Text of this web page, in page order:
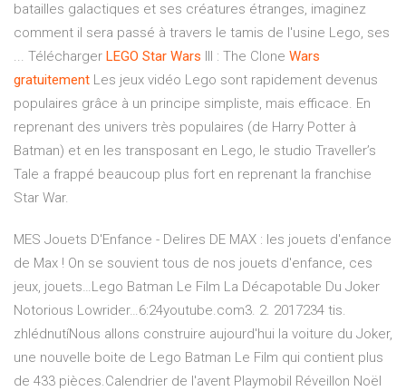
batailles galactiques et ses créatures étranges, imaginez
comment il sera passé à travers le tamis de l'usine Lego, ses
... Télécharger LEGO Star Wars III : The Clone Wars
gratuitement Les jeux vidéo Lego sont rapidement devenus
populaires grâce à un principe simpliste, mais efficace. En
reprenant des univers très populaires (de Harry Potter à
Batman) et en les transposant en Lego, le studio Traveller’s
Tale a frappé beaucoup plus fort en reprenant la franchise
Star War.
MES Jouets D'Enfance - Delires DE MAX : les jouets d'enfance
de Max ! On se souvient tous de nos jouets d'enfance, ces
jeux, jouets…Lego Batman Le Film La Décapotable Du Joker
Notorious Lowrider…6:24youtube.com3. 2. 2017234 tis.
zhlédnutíNous allons construire aujourd'hui la voiture du Joker,
une nouvelle boite de Lego Batman Le Film qui contient plus
de 433 pièces.Calendrier de l'avent Playmobil Réveillon Noël